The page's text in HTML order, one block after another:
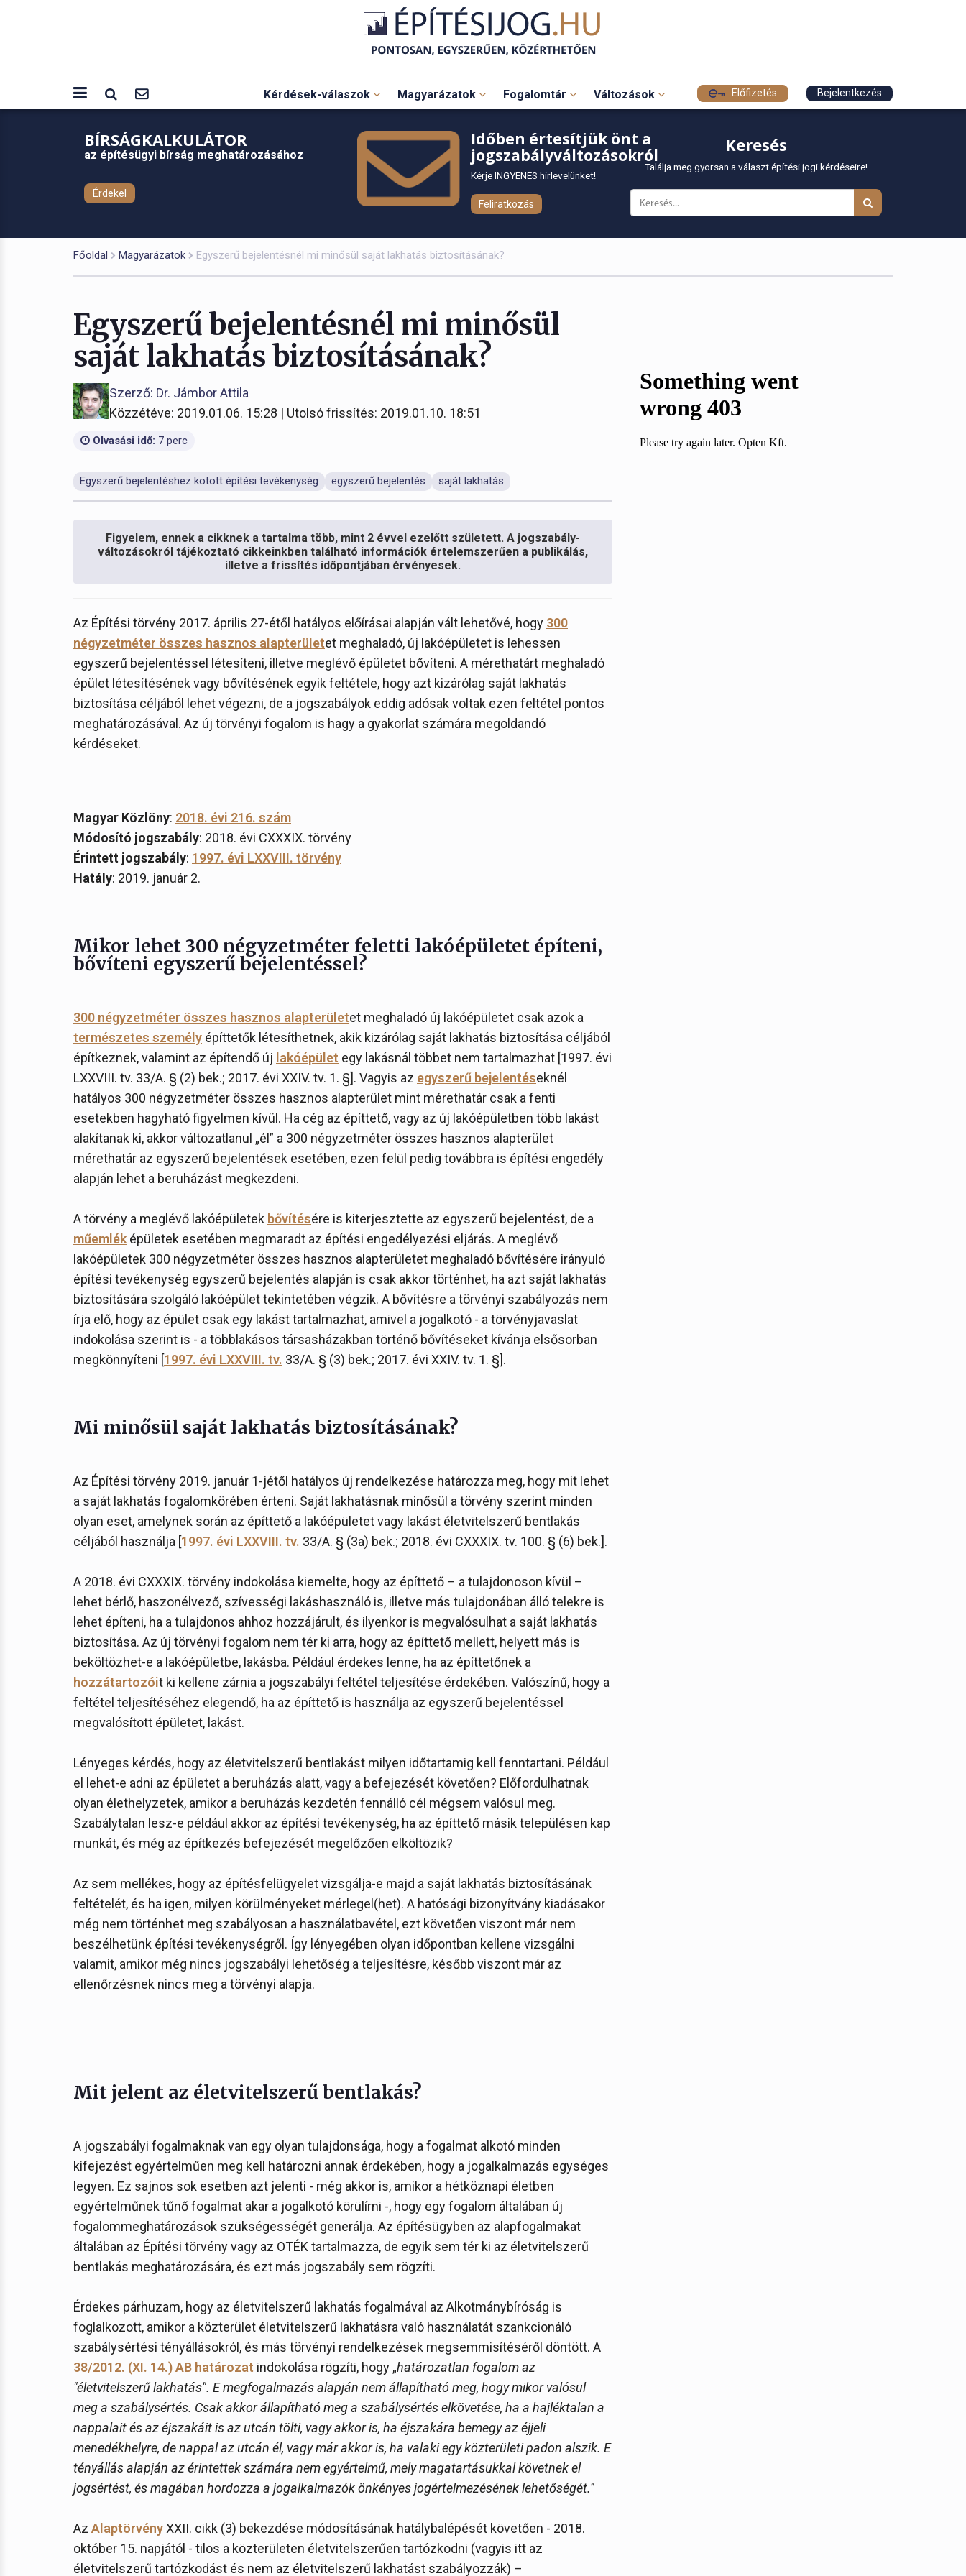
Kérdések-válaszok Magyarázatok Fogalomtár Változások Előfizetés Bejelentkezés
BÍRSÁGKALKULÁTOR
az építésügyi bírság meghatározásához
Érdekel
Időben értesítjük önt a
jogszabályváltozásokról
Kérje INGYENES hírlevelünket!
Feliratkozás
Keresés
Találja meg gyorsan a választ építési jogi kérdéseire!
Főoldal Magyarázatok Egyszerű bejelentésnél mi minősül saját lakhatás biztosításának?
Egyszerű bejelentésnél mi minősül
saját lakhatás biztosításának?
Szerző: Dr. Jámbor Attila
Közzétéve: 2019.01.06. 15:28 | Utolsó frissítés: 2019.01.10. 18:51
Olvasási idő: 7 perc
Egyszerű bejelentéshez kötött építési tevékenység egyszerű bejelentés saját lakhatás
Figyelem, ennek a cikknek a tartalma több, mint 2 évvel ezelőtt született. A jogszabály-
változásokról tájékoztató cikkeinkben található információk értelemszerűen a publikálás,
illetve a frissítés időpontjában érvényesek.
Az Építési törvény 2017. április 27-étől hatályos előírásai alapján vált lehetővé, hogy 300
négyzetméter összes hasznos alapterületet meghaladó, új lakóépületet is lehessen
egyszerű bejelentéssel létesíteni, illetve meglévő épületet bővíteni. A mérethatárt meghaladó
épület létesítésének vagy bővítésének egyik feltétele, hogy azt kizárólag saját lakhatás
biztosítása céljából lehet végezni, de a jogszabályok eddig adósak voltak ezen feltétel pontos
meghatározásával. Az új törvényi fogalom is hagy a gyakorlat számára megoldandó
kérdéseket.
Magyar Közlöny: 2018. évi 216. szám
Módosító jogszabály: 2018. évi CXXXIX. törvény
Érintett jogszabály: 1997. évi LXXVIII. törvény
Hatály: 2019. január 2.
Mikor lehet 300 négyzetméter feletti lakóépületet építeni,
bővíteni egyszerű bejelentéssel?
300 négyzetméter összes hasznos alapterületet meghaladó új lakóépületet csak azok a
természetes személy építtetők létesíthetnek, akik kizárólag saját lakhatás biztosítása céljából
építkeznek, valamint az építendő új lakóépület egy lakásnál többet nem tartalmazhat [1997. évi
LXXVIII. tv. 33/A. § (2) bek.; 2017. évi XXIV. tv. 1. §]. Vagyis az egyszerű bejelentéseknél
hatályos 300 négyzetméter összes hasznos alapterület mint mérethatár csak a fenti
esetekben hagyható figyelmen kívül. Ha cég az építtető, vagy az új lakóépületben több lakást
alakítanak ki, akkor változatlanul „él” a 300 négyzetméter összes hasznos alapterület
mérethatár az egyszerű bejelentések esetében, ezen felül pedig továbbra is építési engedély
alapján lehet a beruházást megkezdeni.
A törvény a meglévő lakóépületek bővítésére is kiterjesztette az egyszerű bejelentést, de a
műemlék épületek esetében megmaradt az építési engedélyezési eljárás. A meglévő
lakóépületek 300 négyzetméter összes hasznos alapterületet meghaladó bővítésére irányuló
építési tevékenység egyszerű bejelentés alapján is csak akkor történhet, ha azt saját lakhatás
biztosítására szolgáló lakóépület tekintetében végzik. A bővítésre a törvényi szabályozás nem
írja elő, hogy az épület csak egy lakást tartalmazhat, amivel a jogalkotó - a törvényjavaslat
indokolása szerint is - a többlakásos társasházakban történő bővítéseket kívánja elsősorban
megkönnyíteni [1997. évi LXXVIII. tv. 33/A. § (3) bek.; 2017. évi XXIV. tv. 1. §].
Mi minősül saját lakhatás biztosításának?
Az Építési törvény 2019. január 1-jétől hatályos új rendelkezése határozza meg, hogy mit lehet
a saját lakhatás fogalomkörében érteni. Saját lakhatásnak minősül a törvény szerint minden
olyan eset, amelynek során az építtető a lakóépületet vagy lakást életvitelszerű bentlakás
céljából használja [1997. évi LXXVIII. tv. 33/A. § (3a) bek.; 2018. évi CXXXIX. tv. 100. § (6) bek.].
A 2018. évi CXXXIX. törvény indokolása kiemelte, hogy az építtető – a tulajdonoson kívül –
lehet bérlő, haszonélvező, szívességi lakáshasználó is, illetve más tulajdonában álló telekre is
lehet építeni, ha a tulajdonos ahhoz hozzájárult, és ilyenkor is megvalósulhat a saját lakhatás
biztosítása. Az új törvényi fogalom nem tér ki arra, hogy az építtető mellett, helyett más is
beköltözhet-e a lakóépületbe, lakásba. Például érdekes lenne, ha az építtetőnek a
hozzátartozóit ki kellene zárnia a jogszabályi feltétel teljesítése érdekében. Valószínű, hogy a
feltétel teljesítéséhez elegendő, ha az építtető is használja az egyszerű bejelentéssel
megvalósított épületet, lakást.
Lényeges kérdés, hogy az életvitelszerű bentlakást milyen időtartamig kell fenntartani. Például
el lehet-e adni az épületet a beruházás alatt, vagy a befejezését követően? Előfordulhatnak
olyan élethelyzetek, amikor a beruházás kezdetén fennálló cél mégsem valósul meg.
Szabálytalan lesz-e például akkor az építési tevékenység, ha az építtető másik településen kap
munkát, és még az építkezés befejezését megelőzően elköltözik?
Az sem mellékes, hogy az építésfelügyelet vizsgálja-e majd a saját lakhatás biztosításának
feltételét, és ha igen, milyen körülményeket mérlegel(het). A hatósági bizonyítvány kiadásakor
még nem történhet meg szabályosan a használatbavétel, ezt követően viszont már nem
beszélhetünk építési tevékenységről. Így lényegében olyan időpontban kellene vizsgálni
valamit, amikor még nincs jogszabályi lehetőség a teljesítésre, később viszont már az
ellenőrzésnek nincs meg a törvényi alapja.
Mit jelent az életvitelszerű bentlakás?
A jogszabályi fogalmaknak van egy olyan tulajdonsága, hogy a fogalmat alkotó minden
kifejezést egyértelműen meg kell határozni annak érdekében, hogy a jogalkalmazás egységes
legyen. Ez sajnos sok esetben azt jelenti - még akkor is, amikor a hétköznapi életben
egyértelműnek tűnő fogalmat akar a jogalkotó körülírni -, hogy egy fogalom általában új
fogalommeghatározások szükségességét generálja. Az építésügyben az alapfogalmakat
általában az Építési törvény vagy az OTÉK tartalmazza, de egyik sem tér ki az életvitelszerű
bentlakás meghatározására, és ezt más jogszabály sem rögzíti.
Érdekes párhuzam, hogy az életvitelszerű lakhatás fogalmával az Alkotmánybíróság is
foglalkozott, amikor a közterület életvitelszerű lakhatásra való használatát szankcionáló
szabálysértési tényállásokról, és más törvényi rendelkezések megsemmisítéséről döntött. A
38/2012. (XI. 14.) AB határozat indokolása rögzíti, hogy „határozatlan fogalom az
"életvitelszerű lakhatás". E megfogalmazás alapján nem állapítható meg, hogy mikor valósul
meg a szabálysértés. Csak akkor állapítható meg a szabálysértés elkövetése, ha a hajléktalan a
nappalait és az éjszakáit is az utcán tölti, vagy akkor is, ha éjszakára bemegy az éjjeli
menedékhelyre, de nappal az utcán él, vagy már akkor is, ha valaki egy közterületi padon alszik. E
tényállás alapján az érintettek számára nem egyértelmű, mely magatartásukkal követnek el
jogsértést, és magában hordozza a jogalkalmazók önkényes jogértelmezésének lehetőségét.”
Az AlaptörvényXXII. cikk (3) bekezdése módosításának hatálybalépését követően - 2018.
október 15. napjától - tilos a közterületen életvitelszerűen tartózkodni (vagyis itt az
életvitelszerű tartózkodást és nem az életvitelszerű lakhatást szabályozzák) –